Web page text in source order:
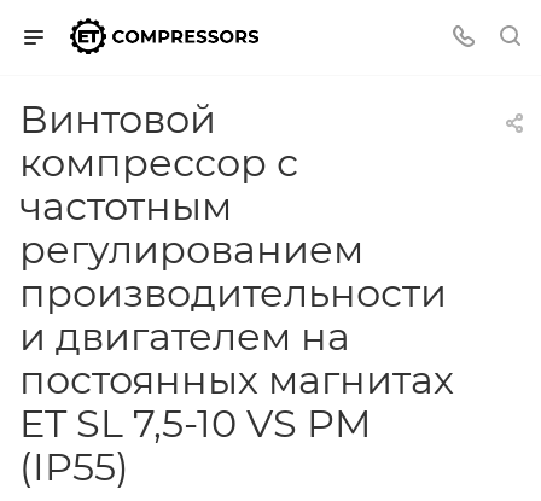
Винтовой
компрессор с
частотным
регулированием
производительности
и двигателем на
постоянных магнитах
ET SL 7,5-10 VS PM
(IP55)